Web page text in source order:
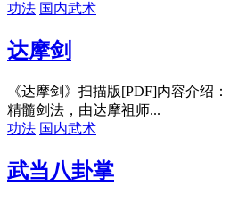
功法 国内武术
达摩剑
《达摩剑》扫描版[PDF]内容介绍
精髓剑法，由达摩祖师...
功法 国内武术
武当八卦掌